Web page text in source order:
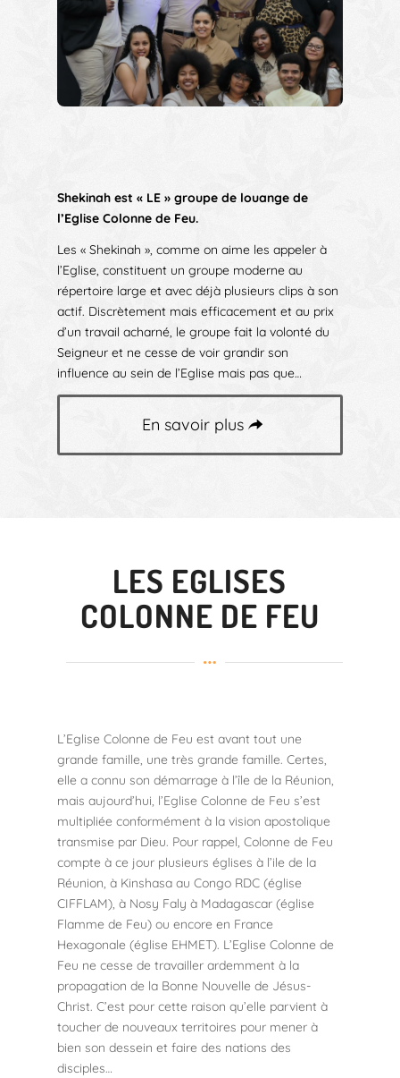
Shekinah est « LE » groupe de louange de
l’Eglise Colonne de Feu.
Les « Shekinah », comme on aime les appeler à
l’Eglise, constituent un groupe moderne au
répertoire large et avec déjà plusieurs clips à son
actif. Discrètement mais efficacement et au prix
d’un travail acharné, le groupe fait la volonté du
Seigneur et ne cesse de voir grandir son
influence au sein de l’Eglise mais pas que…
En savoir plus
LES EGLISES
COLONNE DE FEU
L’Eglise Colonne de Feu est avant tout une
grande famille, une très grande famille. Certes,
elle a connu son démarrage à l’île de la Réunion,
mais aujourd’hui, l’Eglise Colonne de Feu s’est
multipliée conformément à la vision apostolique
transmise par Dieu. Pour rappel, Colonne de Feu
compte à ce jour plusieurs églises à l’ile de la
Réunion, à Kinshasa au Congo RDC (église
CIFFLAM), à Nosy Faly à Madagascar (église
Flamme de Feu) ou encore en France
Hexagonale (église EHMET). L’Eglise Colonne de
Feu ne cesse de travailler ardemment à la
propagation de la Bonne Nouvelle de Jésus-
Christ. C’est pour cette raison qu’elle parvient à
toucher de nouveaux territoires pour mener à
bien son dessein et faire des nations des
disciples…